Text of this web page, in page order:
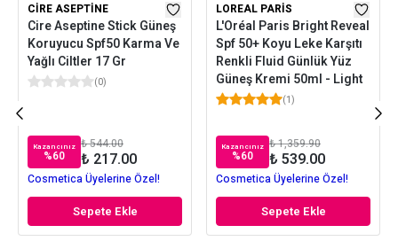
CIRE ASEPTINE
Cire Aseptine Stick Güneş
Koruyucu Spf50 Karma Ve
Yağlı Ciltler 17 Gr
(0)
Kazancınız
%60
₺ 544.00
₺ 217.00
Cosmetica Üyelerine Özel!
Sepete Ekle
LOREAL PARIS
L'Oréal Paris Bright Reveal
Spf 50+ Koyu Leke Karşıtı
Renkli Fluid Günlük Yüz
Güneş Kremi 50ml - Light
(1)
Kazancınız
%60
₺ 1,359.90
₺ 539.00
Cosmetica Üyelerine Özel!
Sepete Ekle